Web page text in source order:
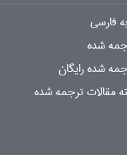
فارسی
شده
شده رایگان
مقالات ترجمه شده